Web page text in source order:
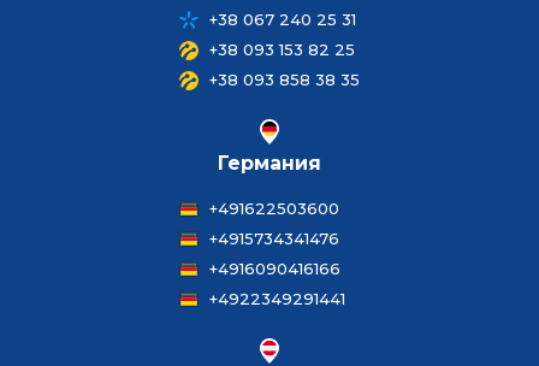
+38 067 240 25 31
+38 093 153 82 25
+38 093 858 38 35
Германия
+491622503600
+4915734341476
+4916090416166
+4922349291441